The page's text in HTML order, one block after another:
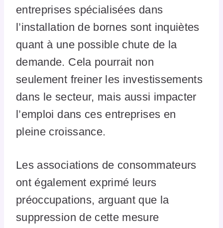
entreprises spécialisées dans
l’installation de bornes sont inquiètes
quant à une possible chute de la
demande. Cela pourrait non
seulement freiner les investissements
dans le secteur, mais aussi impacter
l’emploi dans ces entreprises en
pleine croissance.
Les associations de consommateurs
ont également exprimé leurs
préoccupations, arguant que la
suppression de cette mesure